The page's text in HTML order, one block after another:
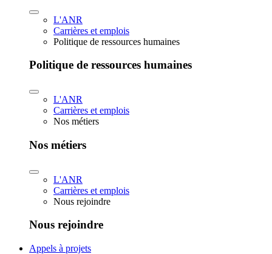
L'ANR
Carrières et emplois
Politique de ressources humaines
Politique de ressources humaines
L'ANR
Carrières et emplois
Nos métiers
Nos métiers
L'ANR
Carrières et emplois
Nous rejoindre
Nous rejoindre
Appels à projets